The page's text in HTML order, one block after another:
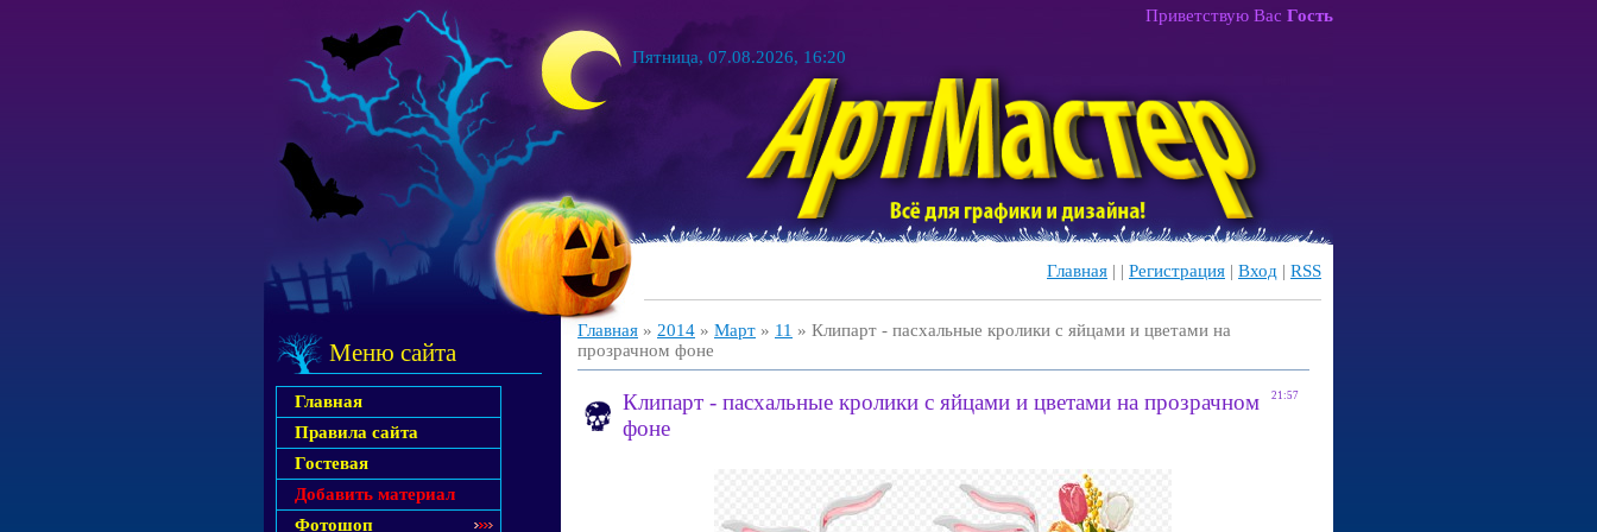
Пятница, 07.08.2026, 16:20
Приветствую Вас Гость
Главная | | Регистрация | Вход | RSS
Меню сайта
Главная
Правила сайта
Гостевая
Добавить материал
Фотошоп
Главная » 2014 » Март » 11 » Клипарт - пасхальные кролики с яйцами и цветами на
прозрачном фоне
21:57
Клипарт - пасхальные кролики с яйцами и цветами на прозрачном
фоне